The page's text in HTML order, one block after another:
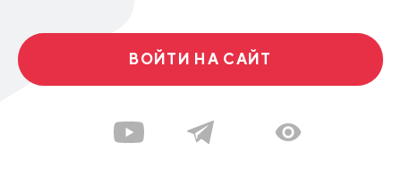
ВОЙТИ НА САЙТ